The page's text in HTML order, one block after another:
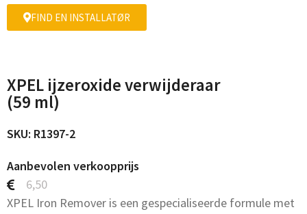
FIND EN INSTALLATØR
XPEL ijzeroxide verwijderaar
(59 ml)
SKU: R1397-2
Aanbevolen verkoopprijs
6,50
XPEL Iron Remover is een gespecialiseerde formule met